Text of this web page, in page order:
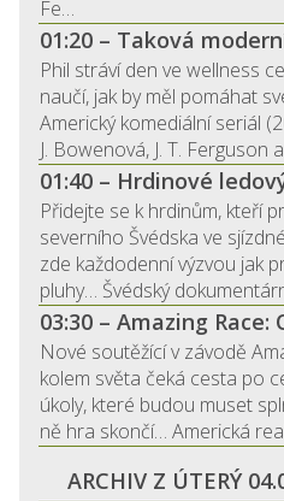
Fe…
01:20 – Taková
Phil stráví den ve wellness
naučí, jak by měl pomáhat
Americký komediální seriál
J. Bowenová, J. T. Ferguson
01:40 – Hrdinové
Přidejte se k hrdinům, kteří
severního Švédska ve
zde každodenní výzvou jak
pluhy… Švédský
03:30 – Amazing
Nové soutěžící v závodě
kolem světa čeká cesta po
úkoly, které budou muset
ně hra skončí… Americká
ARCHIV Z ÚTERÝ